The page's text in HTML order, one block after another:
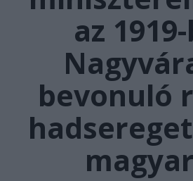
az
bevonuló